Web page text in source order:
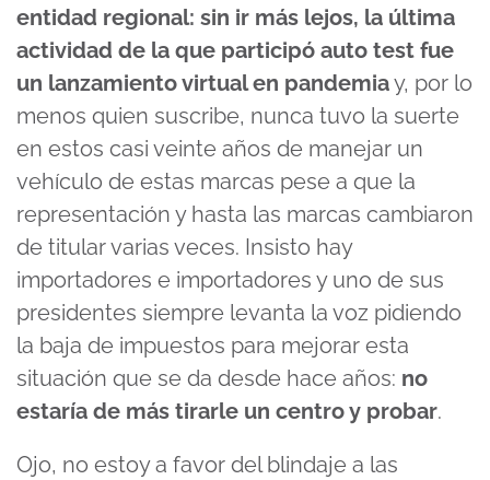
entidad regional: sin ir más lejos, la última
actividad de la que participó auto test fue
un lanzamiento virtual en pandemiay, por lo
menos quien suscribe, nunca tuvo la suerte
en estos casi veinte años de manejar un
vehículo de estas marcas pese a que la
representación y hasta las marcas cambiaron
de titular varias veces. Insisto hay
importadores e importadores y uno de sus
presidentes siempre levanta la voz pidiendo
la baja de impuestos para mejorar esta
situación que se da desde hace años: no
estaría de más tirarle un centro y probar.
Ojo, no estoy a favor del blindaje a las